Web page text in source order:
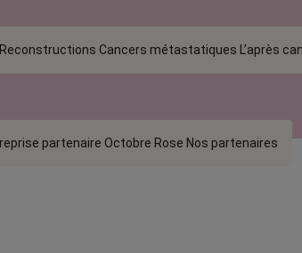
Reconstructions Cancers métastatiques L’après
partenaire Octobre Rose Nos partenaires